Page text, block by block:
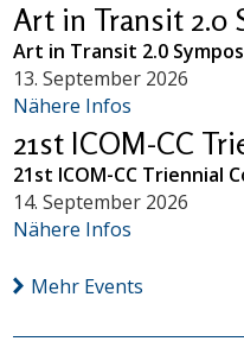
Art in Transit 2.0
Art in Transit 2.0
13. September 2026
Nähere Infos
21st ICOM-CC
21st ICOM-CC Triennial
14. September 2026
Nähere Infos
Mehr Events